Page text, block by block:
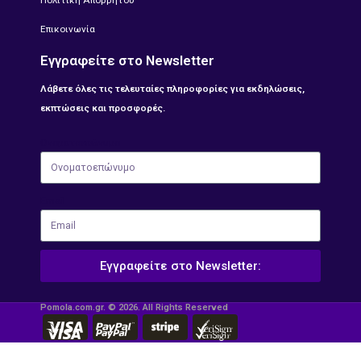
Επικοινωνία
Εγγραφείτε στο Newsletter
Λάβετε όλες τις τελευταίες πληροφορίες για εκδηλώσεις,
εκπτώσεις και προσφορές.
Εγγραφείτε στο Newsletter:
Pomola.com.gr. © 2026. All Rights Reserved